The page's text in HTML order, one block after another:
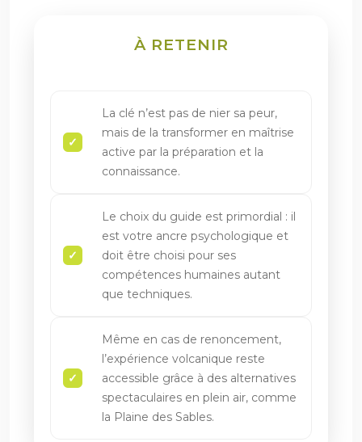
À RETENIR
La clé n’est pas de nier sa peur,
mais de la transformer en maîtrise
active par la préparation et la
connaissance.
Le choix du guide est primordial : il
est votre ancre psychologique et
doit être choisi pour ses
compétences humaines autant
que techniques.
Même en cas de renoncement,
l’expérience volcanique reste
accessible grâce à des alternatives
spectaculaires en plein air, comme
la Plaine des Sables.